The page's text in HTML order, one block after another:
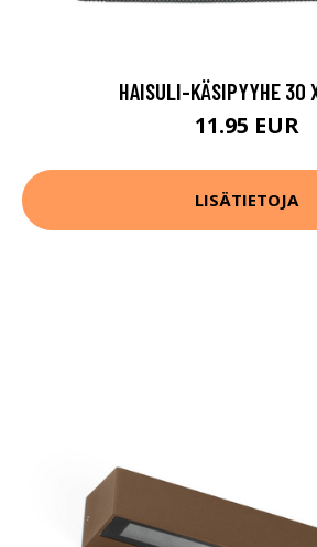
HAISULI-KÄSIPYYHE 30
11.95 EUR
LISÄTIETOJA